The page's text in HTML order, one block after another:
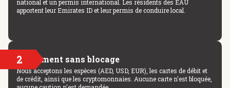
national et un permis international. Les résidents des EAU
apportent leur Emirates ID et leur permis de conduire local.
2 Paiement sans blocage
Nous acceptons les espèces (AED, USD, EUR), les cartes de débit et
de crédit, ainsi que les cryptomonnaies. Aucune carte n'est bloquée,